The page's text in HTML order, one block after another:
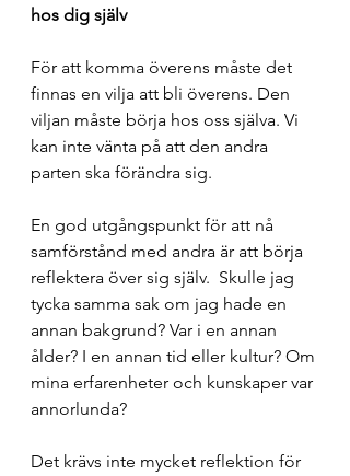
hos dig själv
För att komma överens måste det
finnas en vilja att bli överens. Den
viljan måste börja hos oss själva. Vi
kan inte vänta på att den andra
parten ska förändra sig.
En god utgångspunkt för att nå
samförstånd med andra är att börja
reflektera över sig själv.  Skulle jag
tycka samma sak om jag hade en
annan bakgrund? Var i en annan
ålder? I en annan tid eller kultur? Om
mina erfarenheter och kunskaper var
annorlunda?
Det krävs inte mycket reflektion för